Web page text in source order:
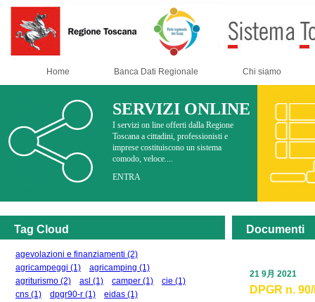
Home Banca Dati Regionale Chi siamo
SERVIZI ONLINE
I servizi on line offerti dalla Regione
Toscana a cittadini, professionisti e
imprese costituiscono un sistema
comodo, veloce....
ENTRA
Tag Cloud
agevolazioni e finanziamenti (2)
agricampeggi (1) agricamping (1)
agriturismo (2) asl (1) camper (1) cie (1)
cns (1) dpgr90-r (1) eidas (1)
Documenti
DPGR n.
21 9月 2021